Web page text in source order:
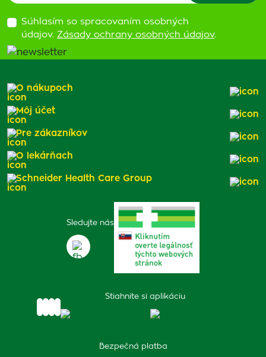
Súhlasím so spracovaním osobných
údajov. Zásady ochrany osobných údajov.
Sledujte nás
Stiahnite si aplikáciu
Bezpečná platba
O nákupoch
Môj účet
Pre zákazníkov
O lekárňach
Schneider Health Care Group